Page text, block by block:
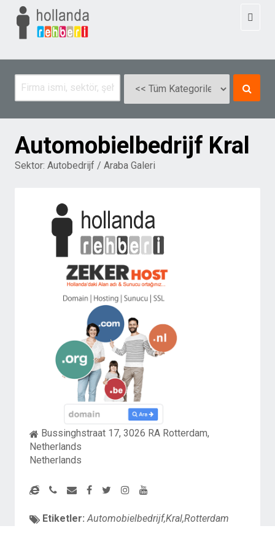
Automobielbedrijf Kral
Sektor: Autobedrijf / Araba Galeri
Bussinghstraat 17, 3026 RA Rotterdam,
Netherlands
Netherlands
Etiketler: Automobielbedrijf,Kral,Rotterdam